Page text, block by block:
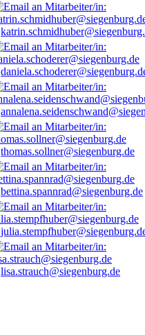
thomas.sollner@siegenburg.de
bettina.spannrad@siegenburg.de
lisa.strauch@siegenburg.de